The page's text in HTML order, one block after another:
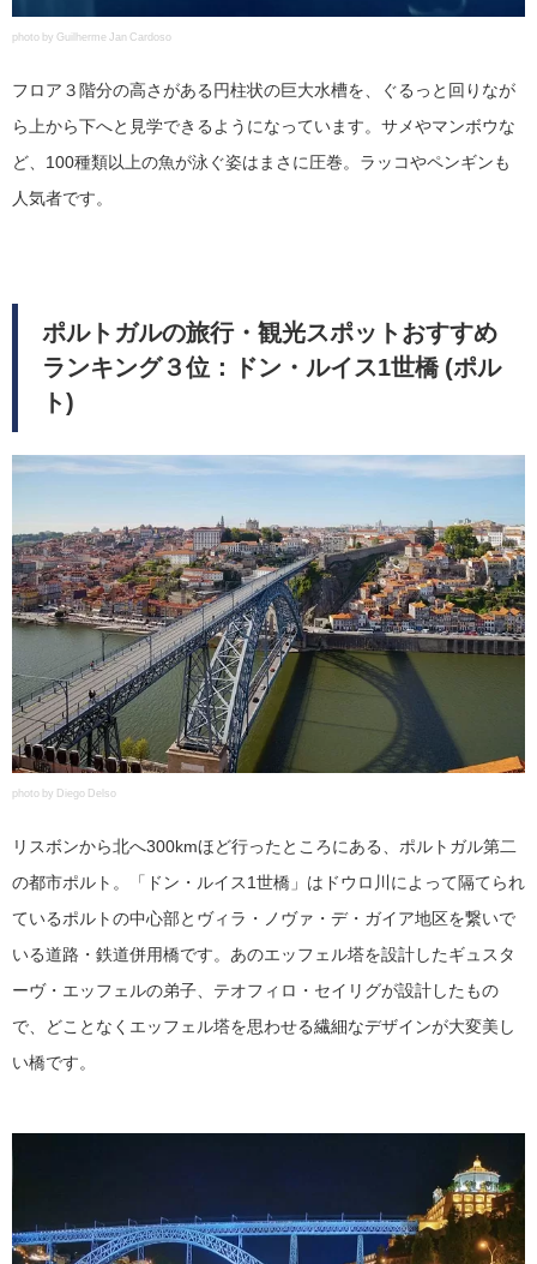
photo by Guilherme Jan Cardoso
フロア３階分の高さがある円柱状の巨大水槽を、ぐるっと回りなが
ら上から下へと見学できるようになっています。サメやマンボウな
ど、100種類以上の魚が泳ぐ姿はまさに圧巻。ラッコやペンギンも
人気者です。
ポルトガルの旅行・観光スポットおすすめ
ランキング３位：ドン・ルイス1世橋 (ポル
ト)
photo by Diego Delso
リスボンから北へ300kmほど行ったところにある、ポルトガル第二
の都市ポルト。「ドン・ルイス1世橋」はドウロ川によって隔てられ
ているポルトの中心部とヴィラ・ノヴァ・デ・ガイア地区を繋いで
いる道路・鉄道併用橋です。あのエッフェル塔を設計したギュスタ
ーヴ・エッフェルの弟子、テオフィロ・セイリグが設計したもの
で、どことなくエッフェル塔を思わせる繊細なデザインが大変美し
い橋です。